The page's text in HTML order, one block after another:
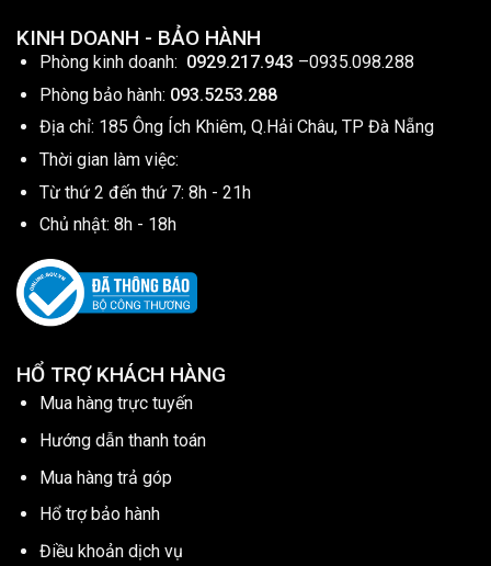
KINH DOANH - BẢO HÀNH
Phòng kinh doanh: 0929.217.943 –0935.098.288
Phòng bảo hành: 093.5253.288
Địa chỉ: 185 Ông Ích Khiêm, Q.Hải Châu, TP Đà Nẵng
Thời gian làm việc:
Từ thứ 2 đến thứ 7: 8h - 21h
Chủ nhật: 8h - 18h
HỔ TRỢ KHÁCH HÀNG
Mua hàng trực tuyến
Hướng dẫn thanh toán
Mua hàng trả góp
Hổ trợ bảo hành
Điều khoản dịch vụ